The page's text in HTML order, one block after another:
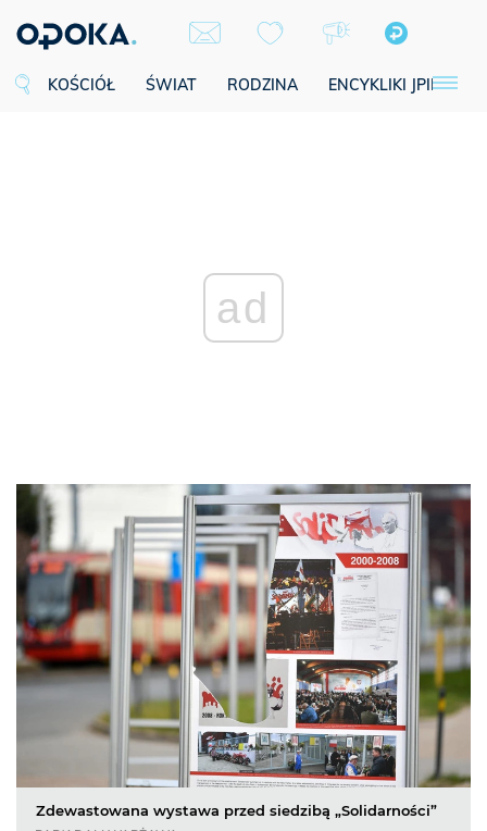
KOŚCIÓŁ ŚWIAT RODZINA ENCYKLIKI JPII
ad
Zdewastowana wystawa przed siedzibą „Solidarności”